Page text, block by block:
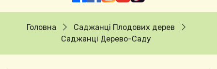
Рядок навіґації
Головна
Саджанці Плодових дерев
Саджанці Дерево-Саду